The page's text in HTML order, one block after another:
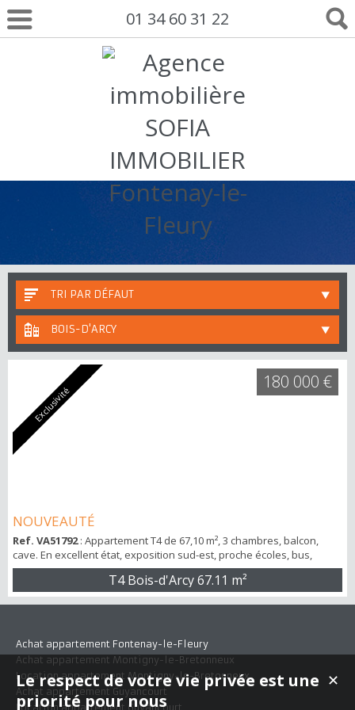
01 34 60 31 22
TRI PAR DÉFAUT
BOIS-D'ARCY
Exclusivité
NOUVEAUTÉ
Ref. VA51792: Appartement T4 de 67,10 m², 3 chambres, balcon,
cave. En excellent état, exposition sud-est, proche écoles, bus,
commerces. Visitez ce havre de paix lumineux et confortable.
T4 Bois-d'Arcy67.11 m²
180 000 €
Achat appartement Fontenay-le-Fleury
Achat appartement Montigny-le-Bretonneux
Location appartement Montigny-le-Bretonneux
Achat appartement Guyancourt
Location appartement Guyancourt
✕
Le respect de votre vie privée est une
priorité pour nous